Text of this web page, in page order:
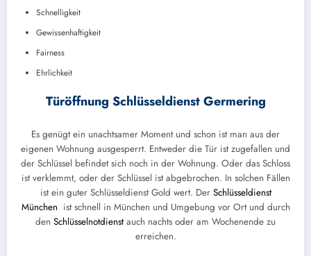
Schnelligkeit
Gewissenhaftigkeit
Fairness
Ehrlichkeit
Türöffnung Schlüsseldienst Germering
Es genügt ein unachtsamer Moment und schon ist man aus der
eigenen Wohnung ausgesperrt. Entweder die Tür ist zugefallen und
der Schlüssel befindet sich noch in der Wohnung. Oder das Schloss
ist verklemmt, oder der Schlüssel ist abgebrochen. In solchen Fällen
ist ein guter Schlüsseldienst Gold wert. Der Schlüsseldienst
München ist schnell in München und Umgebung vor Ort und durch
den Schlüsselnotdienstauch nachts oder am Wochenende zu
erreichen.